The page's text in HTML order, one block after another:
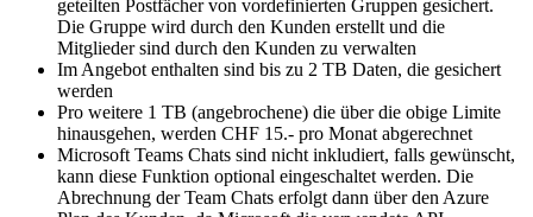
geteilten Postfächer von vordefinierten Gruppen gesichert.
Die Gruppe wird durch den Kunden erstellt und die
Mitglieder sind durch den Kunden zu verwalten
Im Angebot enthalten sind bis zu 2 TB Daten, die gesichert
werden
Pro weitere 1 TB (angebrochene) die über die obige Limite
hinausgehen, werden CHF 15.- pro Monat abgerechnet
Microsoft Teams Chats sind nicht inkludiert, falls gewünscht,
kann diese Funktion optional eingeschaltet werden. Die
Abrechnung der Team Chats erfolgt dann über den Azure